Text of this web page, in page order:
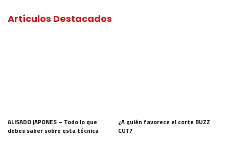
Artículos Destacados
ALISADO JAPONES – Todo lo que
debes saber sobre esta técnica
¿A quién favorece el corte BUZZ
CUT?